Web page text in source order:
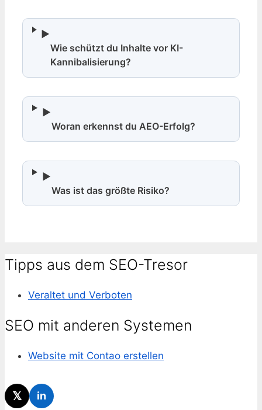
▶
Wie schützt du Inhalte vor KI-
Kannibalisierung?
▶
Woran erkennst du AEO-Erfolg?
▶
Was ist das größte Risiko?
Tipps aus dem SEO-Tresor
Veraltet und Verboten
SEO mit anderen Systemen
Website mit Contao erstellen
𝕏 in